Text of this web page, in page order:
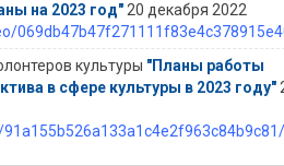
на 2023 год"20 декабря 2022
культуры "Планы работы
в сфере культуры в 2023 году"